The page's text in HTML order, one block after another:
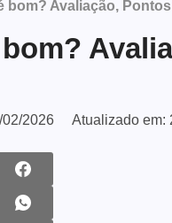
bom? Avaliação,
02/2026 Atualizado em: